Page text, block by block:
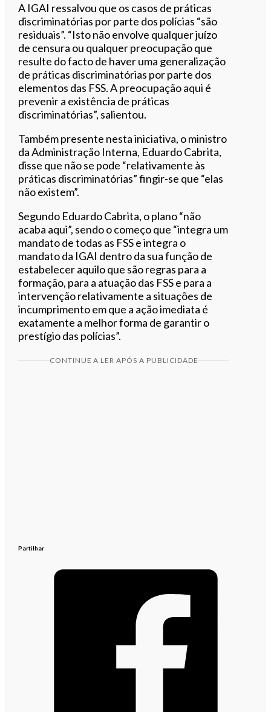
A IGAI ressalvou que os casos de práticas
discriminatórias por parte dos polícias “são
residuais”. “Isto não envolve qualquer juízo
de censura ou qualquer preocupação que
resulte do facto de haver uma generalização
de práticas discriminatórias por parte dos
elementos das FSS. A preocupação aqui é
prevenir a existência de práticas
discriminatórias”, salientou.
Também presente nesta iniciativa, o ministro
da Administração Interna, Eduardo Cabrita,
disse que não se pode “relativamente às
práticas discriminatórias” fingir-se que “elas
não existem”.
Segundo Eduardo Cabrita, o plano “não
acaba aqui”, sendo o começo que “integra um
mandato de todas as FSS e integra o
mandato da IGAI dentro da sua função de
estabelecer aquilo que são regras para a
formação, para a atuação das FSS e para a
intervenção relativamente a situações de
incumprimento em que a ação imediata é
exatamente a melhor forma de garantir o
prestígio das polícias”.
CONTINUE A LER APÓS A PUBLICIDADE
Partilhar